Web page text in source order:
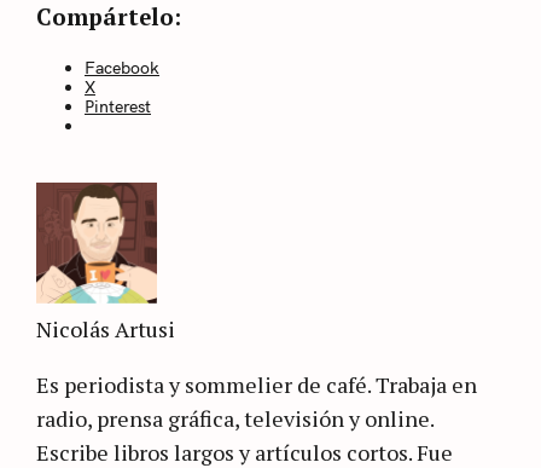
Compártelo:
Facebook
X
Pinterest
Nicolás Artusi
Es periodista y sommelier de café. Trabaja en
radio, prensa gráfica, televisión y online.
Escribe libros largos y artículos cortos. Fue